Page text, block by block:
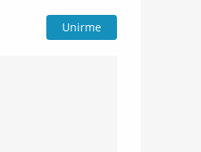
Unirme